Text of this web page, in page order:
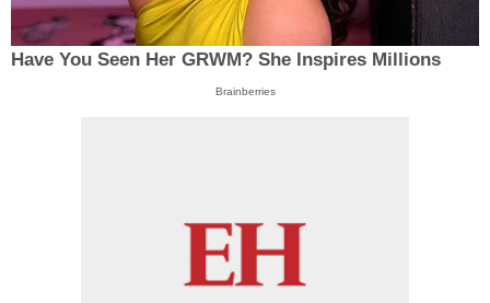
Have You Seen Her GRWM? She Inspires Millions
Brainberries